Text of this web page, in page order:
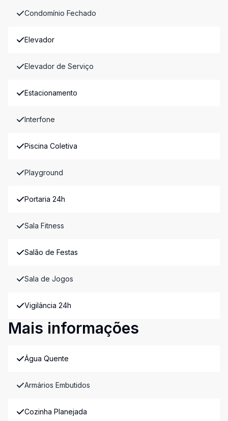
Condomínio Fechado
Elevador
Elevador de Serviço
Estacionamento
Interfone
Piscina Coletiva
Playground
Portaria 24h
Sala Fitness
Salão de Festas
Sala de Jogos
Vigilância 24h
Mais informações
Água Quente
Armários Embutidos
Cozinha Planejada